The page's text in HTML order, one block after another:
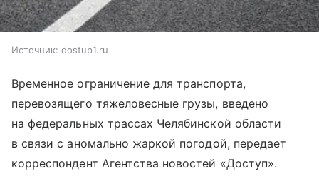
Источник: dostup1.ru
Временное ограничение для транспорта,
перевозящего тяжеловесные грузы, введено
на федеральных трассах Челябинской области
в связи с аномально жаркой погодой, передает
корреспондент Агентства новостей «Доступ».